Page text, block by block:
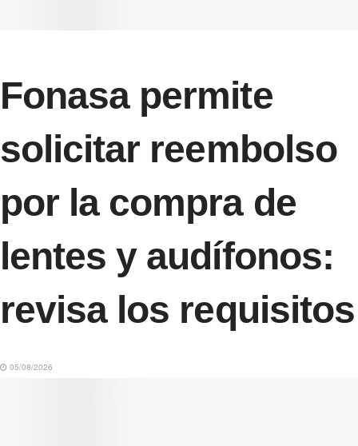
Fonasa permite
solicitar reembolso
por la compra de
lentes y audífonos:
revisa los requisitos
05/08/2026